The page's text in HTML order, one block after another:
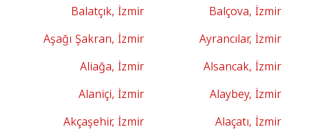
Balçova, İzmir
Balatçık, İzmir
Ayrancılar, İzmir
Aşağı Şakran, İzmir
Alsancak, İzmir
Aliağa, İzmir
Alaybey, İzmir
Alaniçi, İzmir
Alaçatı, İzmir
Akçaşehir, İzmir